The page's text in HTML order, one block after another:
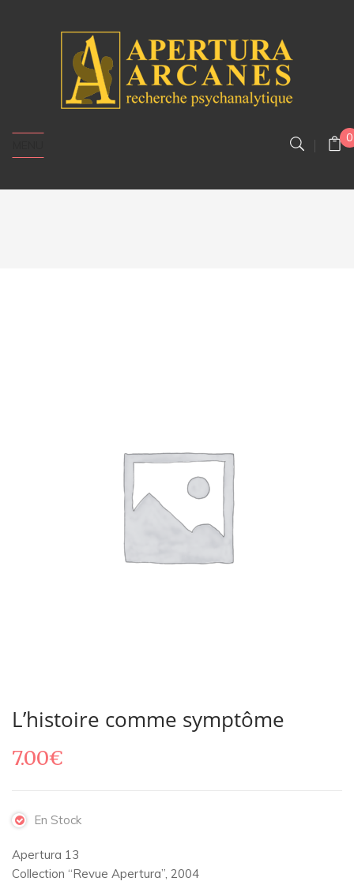
0
L’histoire comme symptôme
7.00€
En Stock
Apertura 13
Collection “Revue Apertura”, 2004